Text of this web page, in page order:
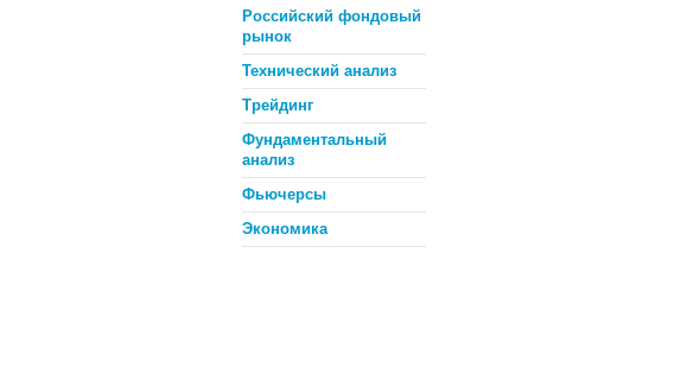
Российский фондовый
рынок
Технический анализ
Трейдинг
Фундаментальный
анализ
Фьючерсы
Экономика